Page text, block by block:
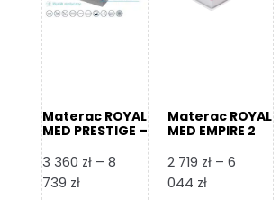
Materac ROYAL
MED PRESTIGE –
3 360 zł – 8
739 złZakres
Materac ROYAL
MED EMPIRE 2
2 719 zł – 6
044 złZakres